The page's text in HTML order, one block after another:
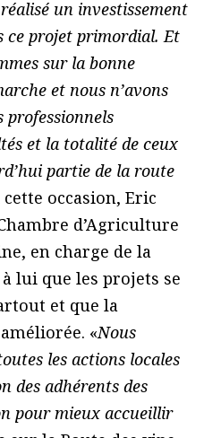
un investissement
ce projet primordial. Et
sur la bonne
et nous n’avons
professionnels
et la totalité de ceux
partie de la route
cette occasion, Eric
d’Agriculture
en charge de la
lui que les projets se
et que la
«Nous
les actions locales
des adhérents des
pour mieux accueillir